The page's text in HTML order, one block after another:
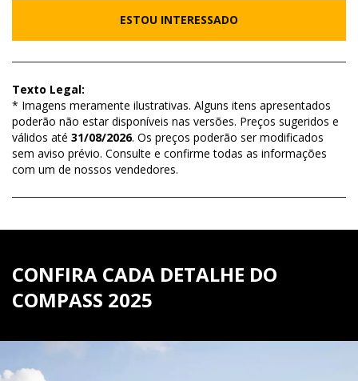
ESTOU INTERESSADO
Texto Legal:
* Imagens meramente ilustrativas. Alguns itens apresentados
poderão não estar disponíveis nas versões. Preços sugeridos e
válidos até 31/08/2026. Os preços poderão ser modificados
sem aviso prévio. Consulte e confirme todas as informações
com um de nossos vendedores.
CONFIRA CADA DETALHE DO
COMPASS 2025